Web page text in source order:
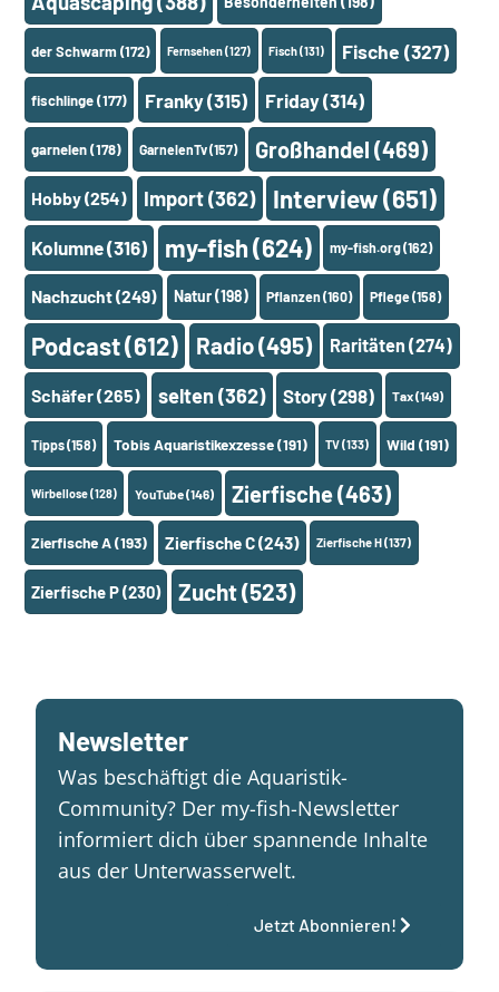
der Schwarm(172) Fernsehen(127) Fisch(131) Fische (327)
fischlinge(177) Franky(315) Friday(314)
garnelen(178) GarnelenTv(157) Großhandel (469)
Hobby(254) Import(362) Interview(651)
Kolumne(316) my-fish(624) my-fish.org(162)
Nachzucht(249) Natur(198) Pflanzen(160) Pflege(158)
Podcast(612) Radio(495) Raritäten (274)
Schäfer(265) selten (362) Story (298) Tax(149)
Tipps(158) Tobis Aquaristikexzesse(191) TV(133) Wild (191)
Wirbellose(128) YouTube(146) Zierfische(463)
Zierfische A(193) Zierfische C(243) Zierfische H(137)
Zierfische P(230) Zucht(523)
Newsletter
Was beschäftigt die Aquaristik-
Community? Der my-fish-Newsletter
informiert dich über spannende Inhalte
aus der Unterwasserwelt.
Jetzt Abonnieren!